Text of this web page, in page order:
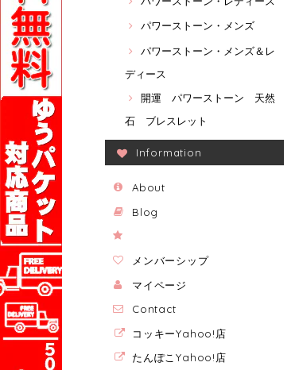
パワーストーン・メンズ
パワーストーン・メンズ＆レ
ディース
開運 パワーストーン 天然
石 ブレスレット
Information
About
Blog
メンバーシップ
マイページ
Contact
コッキーYahoo!店
たんぽこYahoo!店